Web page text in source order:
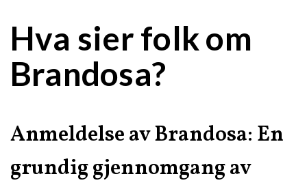
Hva sier folk om
Brandosa?
Anmeldelse av Brandosa: En
grundig gjennomgang av